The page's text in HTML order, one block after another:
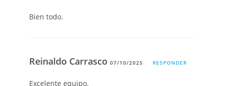
Bien todo.
Reinaldo Carrasco07/10/2025 RESPONDER
Excelente equipo.